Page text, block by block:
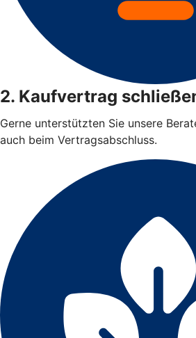
2. Kaufvertrag
Gerne unterstützten Sie unsere
auch beim Vertragsabschluss.